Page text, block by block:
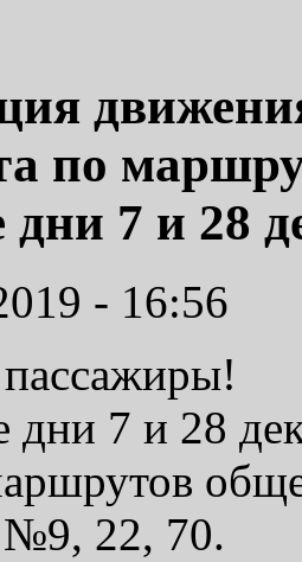
по
7 и 28
- 16:56
7 и 28
№9, 22, 70.